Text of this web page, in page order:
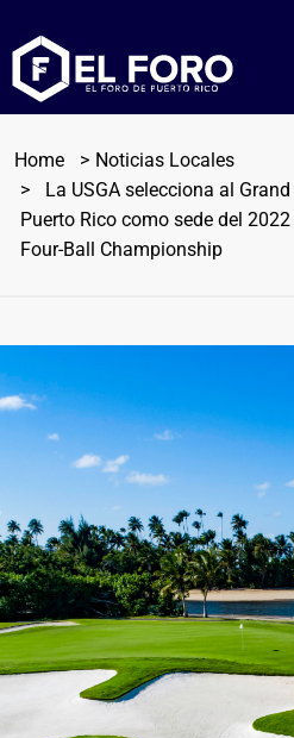
Home
Noticias Locales
La USGA selecciona al
Puerto Rico como sede del 2022
Four-Ball Championship